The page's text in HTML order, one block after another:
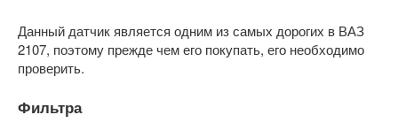
Данный датчик является одним из самых дорогих в ВАЗ
2107, поэтому прежде чем его покупать, его необходимо
проверить.
Фильтра